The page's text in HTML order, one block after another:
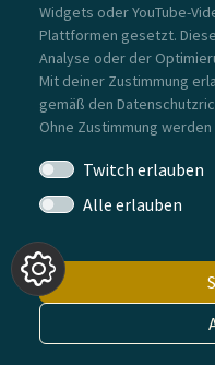
Impressum
© 2026 GamesCore ·
Widgets oder YouTube-
Plattformen gesetzt.
Analyse oder der
Mit deiner Zustimmung
gemäß den
Ohne Zustimmung
Twitch erlauben
Alle erlauben